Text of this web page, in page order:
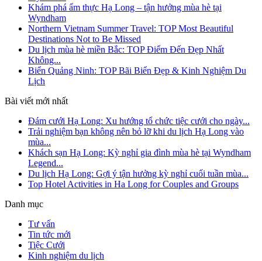
Khám phá ẩm thực Hạ Long – tận hưởng mùa hè tại
Wyndham
Northern Vietnam Summer Travel: TOP Most Beautiful
Destinations Not to Be Missed
Du lịch mùa hè miền Bắc: TOP Điểm Đến Đẹp Nhất
Không...
Biển Quảng Ninh: TOP Bãi Biển Đẹp & Kinh Nghiệm Du
Lịch
Bài viết mới nhất
Đám cưới Hạ Long: Xu hướng tổ chức tiệc cưới cho ngày...
Trải nghiệm bạn không nên bỏ lỡ khi du lịch Hạ Long vào
mùa...
Khách sạn Hạ Long: Kỳ nghỉ gia đình mùa hè tại Wyndham
Legend...
Du lịch Hạ Long: Gợi ý tận hưởng kỳ nghỉ cuối tuần mùa...
Top Hotel Activities in Ha Long for Couples and Groups
Danh mục
Tư vấn
Tin tức mới
Tiệc Cưới
Kinh nghiệm du lịch